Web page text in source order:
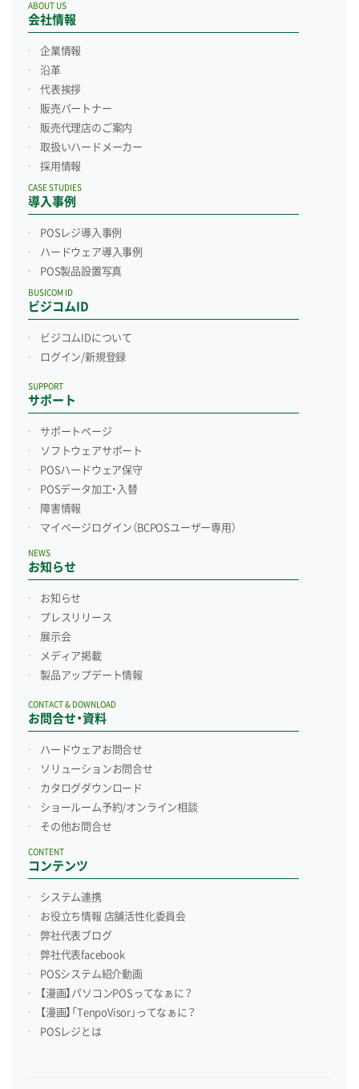
会社情報
ABOUT US
企業情報
沿革
代表挨拶
販売パートナー
販売代理店のご案内
取扱いハードメーカー
採用情報
導入事例
CASE STUDIES
POSレジ導入事例
ハードウェア導入事例
POS製品設置写真
ビジコムID
BUSICOM ID
ビジコムIDについて
ログイン/新規登録
サポート
SUPPORT
サポートページ
ソフトウェアサポート
POSハードウェア保守
POSデータ加工・入替
障害情報
マイページログイン （BCPOSユーザー専用）
お知らせ
NEWS
お知らせ
プレスリリース
展示会
メディア掲載
製品アップデート情報
お問合せ・資料
CONTACT & DOWNLOAD
ハードウェアお問合せ
ソリューションお問合せ
カタログダウンロード
ショールーム予約/オンライン相談
その他お問合せ
コンテンツ
CONTENT
システム連携
お役立ち情報 店舗活性化委員会
弊社代表ブログ
弊社代表facebook
POSシステム紹介動画
【漫画】パソコンPOSってなぁに？
【漫画】「TenpoVisor」ってなぁに？
POSレジとは